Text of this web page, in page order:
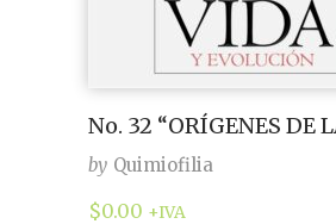
No. 32 “ORÍGENES DE
by Quimiofilia
$0.00 +IVA